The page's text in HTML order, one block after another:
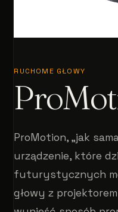
RUCHOME GŁOWY
ProMotion, „jak
urządzenie, które
futurystycznych
głowy z